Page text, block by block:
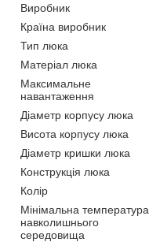
Виробник
Країна виробник
Тип люка
Матеріал люка
Максимальне
навантаження
Діаметр корпусу люка
Висота корпусу люка
Діаметр кришки люка
Конструкція люка
Колір
Мінімальна температура
навколишнього
середовища